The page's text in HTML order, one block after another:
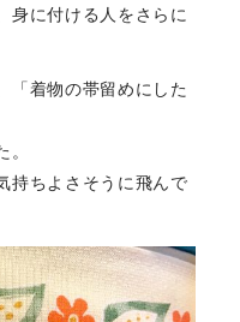
身に付ける人をさらに
「着物の帯留めにした
持ちよさそうに飛んで